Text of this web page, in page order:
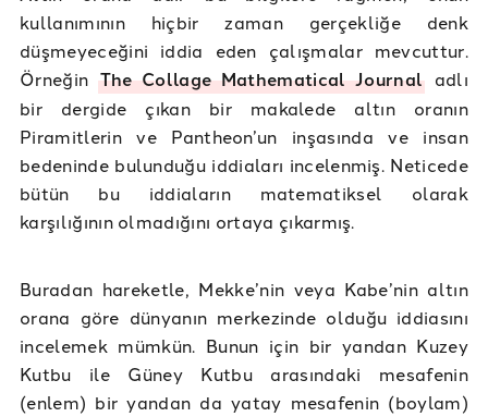
kullanımının hiçbir zaman gerçekliğe denk
düşmeyeceğini iddia eden çalışmalar mevcuttur.
Örneğin The Collage Mathematical Journal adlı
bir dergide çıkan bir makalede altın oranın
Piramitlerin ve Pantheon’un inşasında ve insan
bedeninde bulunduğu iddiaları incelenmiş. Neticede
bütün bu iddiaların matematiksel olarak
karşılığının olmadığını ortaya çıkarmış.
Buradan hareketle, Mekke’nin veya Kabe’nin altın
orana göre dünyanın merkezinde olduğu iddiasını
incelemek mümkün. Bunun için bir yandan Kuzey
Kutbu ile Güney Kutbu arasındaki mesafenin
(enlem) bir yandan da yatay mesafenin (boylam)